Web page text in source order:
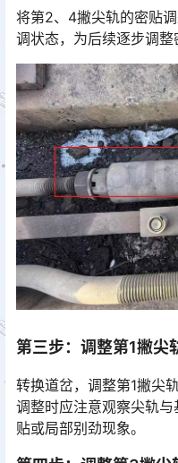
将第2、4撇尖轨的密贴
调状态，为后续逐步调整
第三步：调整第1撇尖
转换道岔，调整第1撇尖
调整时应注意观察尖轨
贴或局部别劲现象。